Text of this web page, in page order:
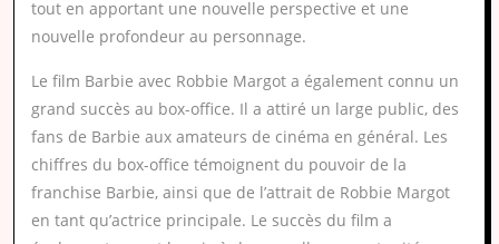
tout en apportant une nouvelle perspective et une
nouvelle profondeur au personnage.
Le film Barbie avec Robbie Margot a également connu un
grand succès au box-office. Il a attiré un large public, des
fans de Barbie aux amateurs de cinéma en général. Les
chiffres du box-office témoignent du pouvoir de la
franchise Barbie, ainsi que de l’attrait de Robbie Margot
en tant qu’actrice principale. Le succès du film a